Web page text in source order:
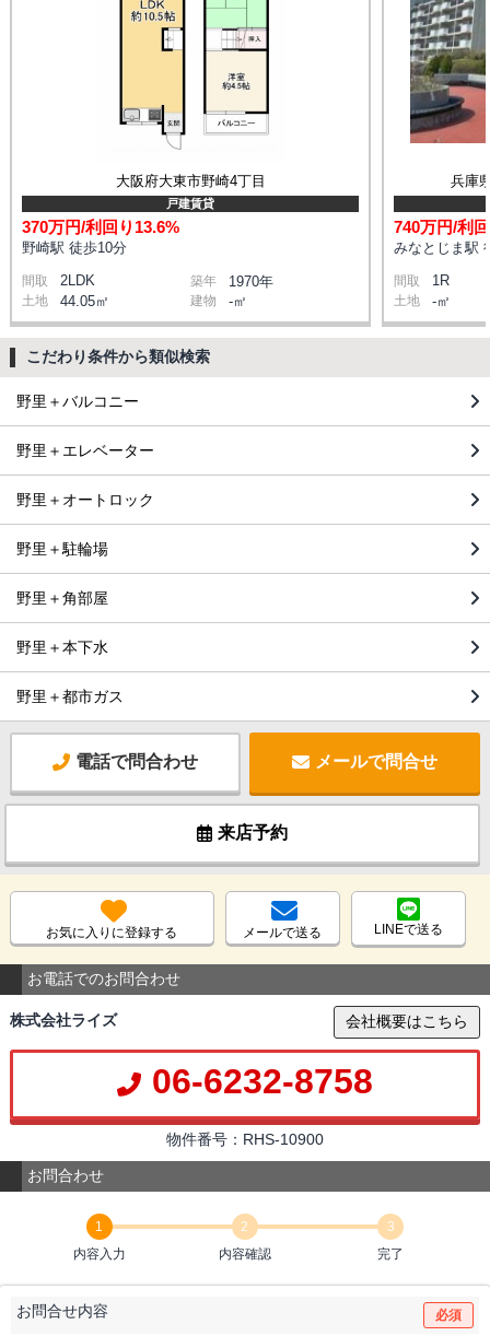
大阪府大東市野崎4丁目
戸建賃貸
370万円/利回り13.6%
野崎駅 徒歩10分
間取 2LDK 築年 1970年
土地 44.05㎡ 建物 -㎡
兵庫
740万円/利
みなとじま駅
間取 1R
土地 -㎡
こだわり条件から類似検索
野里＋バルコニー
野里＋エレベーター
野里＋オートロック
野里＋駐輪場
野里＋角部屋
野里＋本下水
野里＋都市ガス
電話で問合わせ メールで問合せ
来店予約
お気に入りに登録する メールで送る LINEで送る
お電話でのお問合わせ
株式会社ライズ 会社概要はこちら
06-6232-8758
物件番号：RHS-10900
お問合わせ
1
内容入力
2
内容確認
3
完了
お問合せ内容 必須